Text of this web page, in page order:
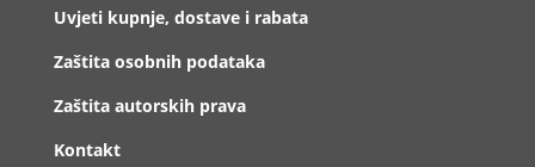
Uvjeti kupnje, dostave i rabata
Zaštita osobnih podataka
Zaštita autorskih prava
Kontakt